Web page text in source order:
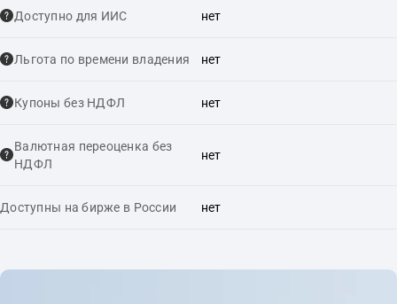
Доступно для ИИС нет
Льгота по времени владения нет
Купоны без НДФЛ нет
Валютная переоценка без
НДФЛ
нет
Доступны на бирже в России нет